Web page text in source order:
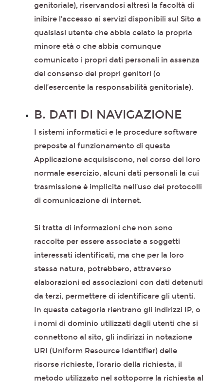
genitoriale), riservandosi altresì la facoltà di
inibire l'accesso ai servizi disponibili sul Sito a
qualsiasi utente che abbia celato la propria
minore età o che abbia comunque
comunicato i propri dati personali in assenza
del consenso dei propri genitori (o
dell’esercente la responsabilità genitoriale).
B. DATI DI NAVIGAZIONE
I sistemi informatici e le procedure software
preposte al funzionamento di questa
Applicazione acquisiscono, nel corso del loro
normale esercizio, alcuni dati personali la cui
trasmissione è implicita nell’uso dei protocolli
di comunicazione di internet.
Si tratta di informazioni che non sono
raccolte per essere associate a soggetti
interessati identificati, ma che per la loro
stessa natura, potrebbero, attraverso
elaborazioni ed associazioni con dati detenuti
da terzi, permettere di identificare gli utenti.
In questa categoria rientrano gli indirizzi IP, o
i nomi di dominio utilizzati dagli utenti che si
connettono al sito, gli indirizzi in notazione
URI (Uniform Resource Identifier) delle
risorse richieste, l’orario della richiesta, il
metodo utilizzato nel sottoporre la richiesta al